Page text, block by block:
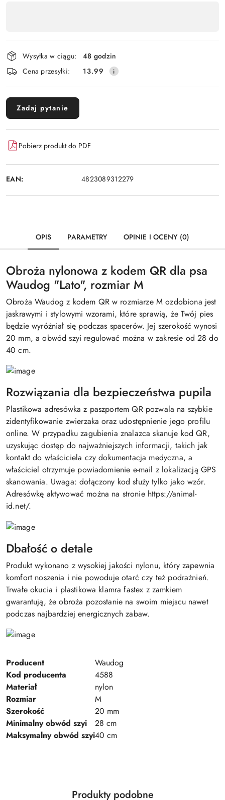
płatność
i
dostawa
Wysyłka w ciągu:
48 godzin
Cena przesyłki:
13.99
Zadaj pytanie
Pobierz produkt do PDF
EAN: 4823089312279
OPIS PARAMETRY OPINIE I OCENY (0)
Obroża nylonowa z kodem QR dla psa
Waudog "Lato", rozmiar M
Obroża Waudog z kodem QR w rozmiarze M ozdobiona jest
jaskrawymi i stylowymi wzorami, które sprawią, że Twój pies
będzie wyróżniał się podczas spacerów. Jej szerokość wynosi
20 mm, a obwód szyi regulować można w zakresie od 28 do
40 cm.
Rozwiązania dla bezpieczeństwa pupila
Plastikowa adresówka z paszportem QR pozwala na szybkie
zidentyfikowanie zwierzaka oraz udostępnienie jego profilu
online. W przypadku zagubienia znalazca skanuje kod QR,
uzyskując dostęp do najważniejszych informacji, takich jak
kontakt do właściciela czy dokumentacja medyczna, a
właściciel otrzymuje powiadomienie e-mail z lokalizacją GPS
skanowania. Uwaga: dołączony kod służy tylko jako wzór.
Adresówkę aktywować można na stronie https://animal-
id.net/.
Dbałość o detale
Produkt wykonano z wysokiej jakości nylonu, który zapewnia
komfort noszenia i nie powoduje otarć czy też podrażnień.
Trwałe okucia i plastikowa klamra fastex z zamkiem
gwarantują, że obroża pozostanie na swoim miejscu nawet
podczas najbardziej energicznych zabaw.
Producent
Waudog
Kod producenta
4588
Materiał
nylon
Rozmiar
M
Szerokość
20 mm
Minimalny obwód szyi
28 cm
Maksymalny obwód szyi40 cm
Produkty
Produkty podobne